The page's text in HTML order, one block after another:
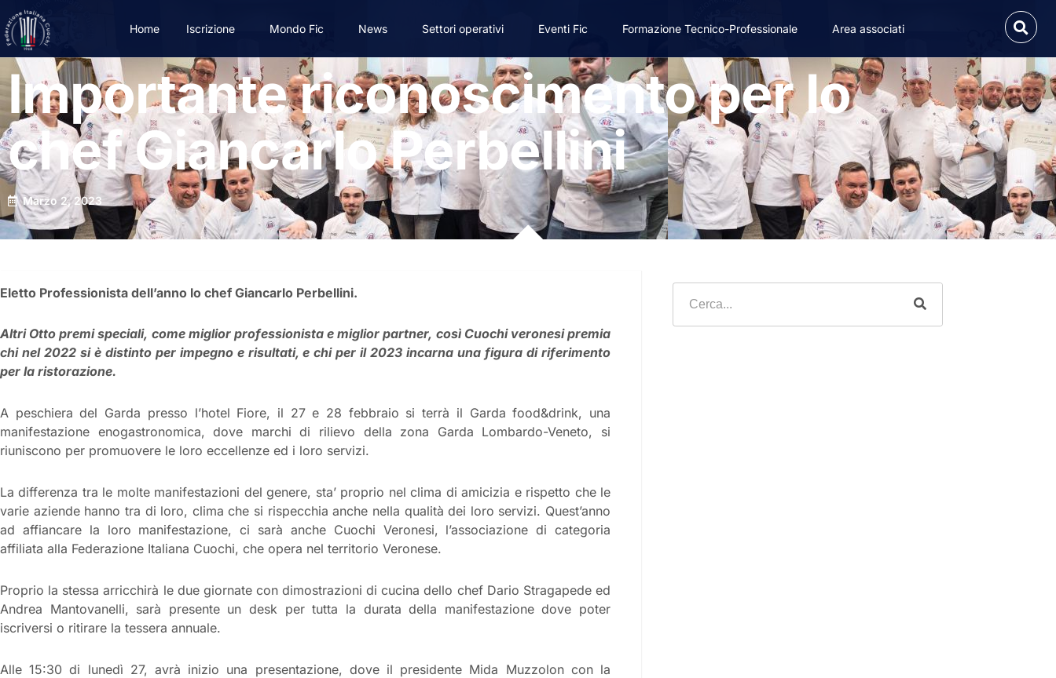
Home Iscrizione Mondo Fic News Settori operativi Eventi Fic Formazione Tecnico-Professionale Area associati
Importante riconoscimento per lo
chef Giancarlo Perbellini
Marzo 2, 2023
Eletto Professionista dell’anno lo chef Giancarlo Perbellini.
Altri Otto premi speciali, come miglior professionista e miglior partner, così Cuochi veronesi premia
chi nel 2022 si è distinto per impegno e risultati, e chi per il 2023 incarna una figura di riferimento
per la ristorazione.
A peschiera del Garda presso l’hotel Fiore, il 27 e 28 febbraio si terrà il Garda food&drink, una
manifestazione enogastronomica, dove marchi di rilievo della zona Garda Lombardo-Veneto, si
riuniscono per promuovere le loro eccellenze ed i loro servizi.
La differenza tra le molte manifestazioni del genere, sta’ proprio nel clima di amicizia e rispetto che le
varie aziende hanno tra di loro, clima che si rispecchia anche nella qualità dei loro servizi. Quest’anno
ad affiancare la loro manifestazione, ci sarà anche Cuochi Veronesi, l’associazione di categoria
affiliata alla Federazione Italiana Cuochi, che opera nel territorio Veronese.
Proprio la stessa arricchirà le due giornate con dimostrazioni di cucina dello chef Dario Stragapede ed
Andrea Mantovanelli, sarà presente un desk per tutta la durata della manifestazione dove poter
iscriversi o ritirare la tessera annuale.
Alle 15:30 di lunedì 27, avrà inizio una presentazione, dove il presidente Mida Muzzolon con la